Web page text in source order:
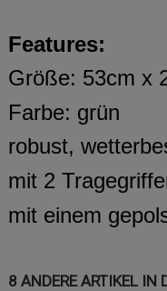
Features:
Größe: 53cm x
Farbe: grün
robust,
mit 2
mit einem
8 ANDERE ARTIKEL IN